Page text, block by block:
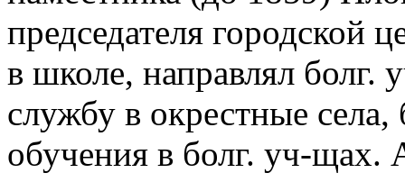
председателя городской
в школе, направлял болг.
службу в окрестные
обучения в болг. уч-щах.